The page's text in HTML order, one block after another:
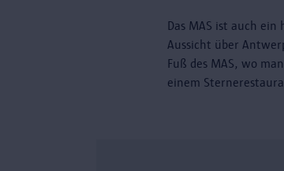
Das MAS ist auch
Aussicht über
Fuß des MAS, wo
einem